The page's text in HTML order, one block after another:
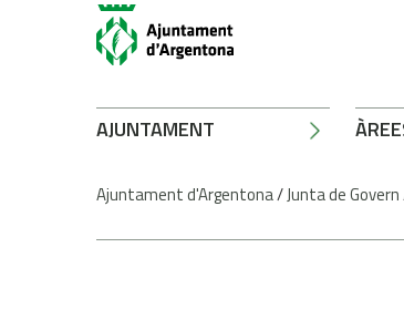
AJUNTAMENT
Ajuntament d'Argentona/Junta de Govern